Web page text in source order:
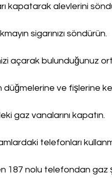
kapatarak alevlerini
sigarınızı söndürün.
açarak bulunduğunuz
düğmelerine ve fişlerine
gaz vanalarını kapatın.
telefonları
187 nolu telefondan gaz